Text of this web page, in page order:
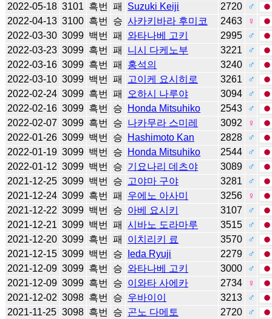
2022-05-18 3101 흑번 패 Suzuki Keiji 2720
♂
2022-04-13 3100 흑번 승 사카키바라 후미코 2463
♀
2022-03-30 3099 백번 패 와타나베 고키 2995
♂
2022-03-23 3099 흑번 패 니시 다케노부 3221
♂
2022-03-16 3099 흑번 패 홍석의 3240
♂
2022-03-10 3099 백번 패 고이케 요시히로 3261
♂
2022-02-24 3099 흑번 패 오하시 나루야 3094
♂
2022-02-16 3099 흑번 승 Honda Mitsuhiko 2543
♂
2022-02-07 3099 흑번 승 나카무라 스미레 3092
♀
2022-01-26 3099 백번 승 Hashimoto Kan 2828
♂
2022-01-19 3099 백번 승 Honda Mitsuhiko 2544
♂
2022-01-12 3099 백번 승 기요나리 데츠야 3089
♂
2021-12-25 3099 백번 승 고야마 구야 3281
♂
2021-12-24 3099 흑번 패 우에노 아사미 3256
♀
2021-12-22 3099 백번 승 아베 요시키 3107
♂
2021-12-21 3099 백번 패 시바노 도라마루 3515
♂
2021-12-20 3099 흑번 패 이치리키 료 3570
♂
2021-12-15 3099 백번 승 Ieda Ryuji 2279
♂
2021-12-09 3099 흑번 승 와타나베 고키 3000
♂
2021-12-09 3099 흑번 승 이와타 사에카 2734
♀
2021-12-02 3098 흑번 승 우바이이 3213
♂
2021-11-25 3098 흑번 승 곤노 다메토 2720
♂